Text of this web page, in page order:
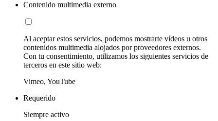
Contenido multimedia externo
Al aceptar estos servicios, podemos mostrarte vídeos u otros
contenidos multimedia alojados por proveedores externos.
Con tu consentimiento, utilizamos los siguientes servicios de
terceros en este sitio web:
Vimeo, YouTube
Requerido
Siempre activo